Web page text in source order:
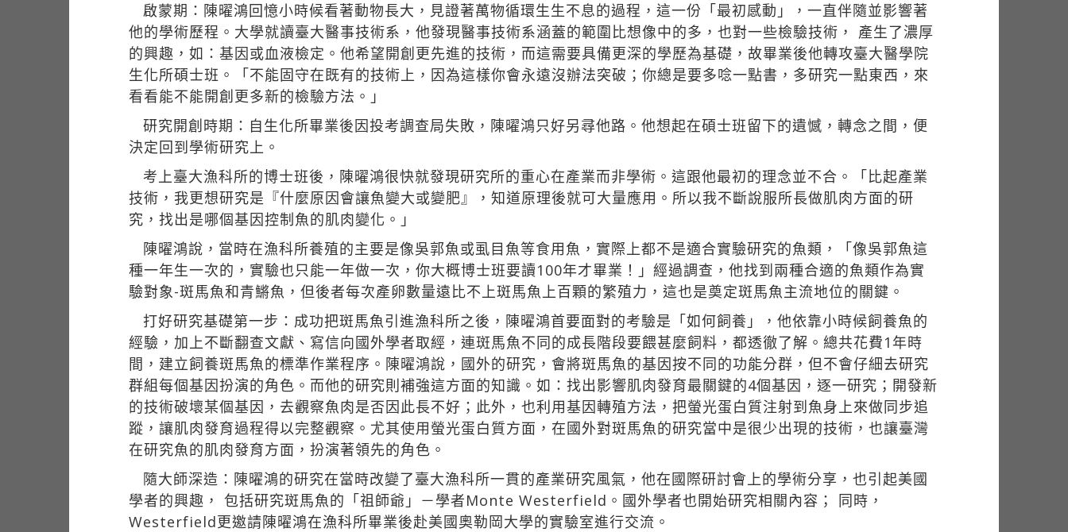
啟蒙期：陳曜鴻回憶小時候看著動物長大，見證著萬物循環生生不息的過程，這一份「最初感動」，一直伴隨並影響著
他的學術歷程。大學就讀臺大醫事技術系，他發現醫事技術系涵蓋的範圍比想像中的多，也對一些檢驗技術， 產生了濃厚
的興趣，如：基因或血液檢定。他希望開創更先進的技術，而這需要具備更深的學歷為基礎，故畢業後他轉攻臺大醫學院
生化所碩士班。「不能固守在既有的技術上，因為這樣你會永遠沒辦法突破；你總是要多唸一點書，多研究一點東西，來
看看能不能開創更多新的檢驗方法。」
研究開創時期：自生化所畢業後因投考調查局失敗，陳曜鴻只好另尋他路。他想起在碩士班留下的遺憾，轉念之間，便
決定回到學術研究上。
考上臺大漁科所的博士班後，陳曜鴻很快就發現研究所的重心在產業而非學術。這跟他最初的理念並不合。「比起產業
技術，我更想研究是『什麼原因會讓魚變大或變肥』，知道原理後就可大量應用。所以我不斷說服所長做肌肉方面的研
究，找出是哪個基因控制魚的肌肉變化。」
陳曜鴻說，當時在漁科所養殖的主要是像吳郭魚或虱目魚等食用魚，實際上都不是適合實驗研究的魚類，「像吳郭魚這
種一年生一次的，實驗也只能一年做一次，你大概博士班要讀100年才畢業！」經過調查，他找到兩種合適的魚類作為實
驗對象-斑馬魚和青鱂魚，但後者每次產卵數量遠比不上斑馬魚上百顆的繁殖力，這也是奠定斑馬魚主流地位的關鍵。
打好研究基礎第一步：成功把斑馬魚引進漁科所之後，陳曜鴻首要面對的考驗是「如何飼養」，他依靠小時候飼養魚的
經驗，加上不斷翻查文獻、寫信向國外學者取經，連斑馬魚不同的成長階段要餵甚麼飼料，都透徹了解。總共花費1年時
間，建立飼養斑馬魚的標準作業程序。陳曜鴻說，國外的研究，會將斑馬魚的基因按不同的功能分群，但不會仔細去研究
群組每個基因扮演的角色。而他的研究則補強這方面的知識。如：找出影響肌肉發育最關鍵的4個基因，逐一研究；開發新
的技術破壞某個基因，去觀察魚肉是否因此長不好；此外，也利用基因轉殖方法，把螢光蛋白質注射到魚身上來做同步追
蹤，讓肌肉發育過程得以完整觀察。尤其使用螢光蛋白質方面，在國外對斑馬魚的研究當中是很少出現的技術，也讓臺灣
在研究魚的肌肉發育方面，扮演著領先的角色。
隨大師深造：陳曜鴻的研究在當時改變了臺大漁科所一貫的產業研究風氣，他在國際研討會上的學術分享，也引起美國
學者的興趣， 包括研究斑馬魚的「祖師爺」－學者Monte Westerfield。國外學者也開始研究相關內容； 同時，
Westerfield更邀請陳曜鴻在漁科所畢業後赴美國奧勒岡大學的實驗室進行交流。